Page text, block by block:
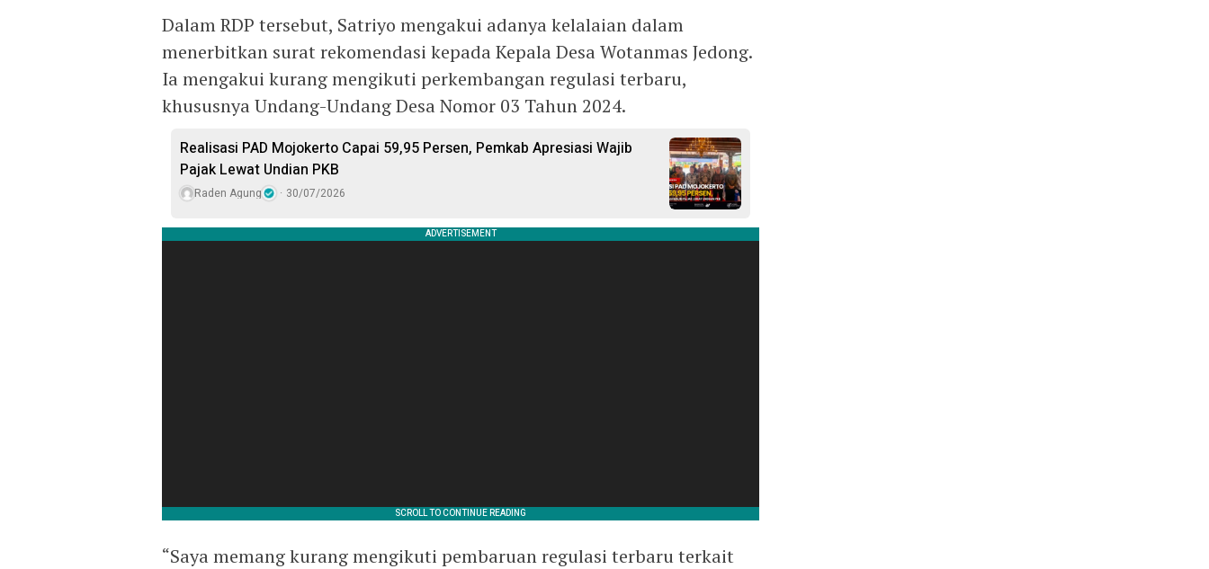
Dalam RDP tersebut, Satriyo mengakui adanya kelalaian dalam
menerbitkan surat rekomendasi kepada Kepala Desa Wotanmas Jedong.
Ia mengakui kurang mengikuti perkembangan regulasi terbaru,
khususnya Undang-Undang Desa Nomor 03 Tahun 2024.
Realisasi PAD Mojokerto Capai 59,95 Persen, Pemkab Apresiasi Wajib
Pajak Lewat Undian PKB
Raden Agung 30/07/2026
“Saya memang kurang mengikuti pembaruan regulasi terbaru terkait